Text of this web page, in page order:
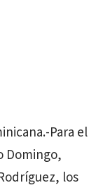
Para el
Domingo,
los